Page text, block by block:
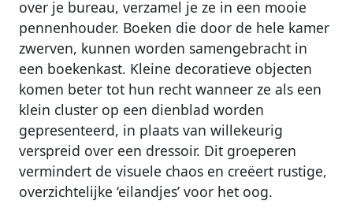
over je bureau, verzamel je ze in een mooie
pennenhouder. Boeken die door de hele kamer
zwerven, kunnen worden samengebracht in
een boekenkast. Kleine decoratieve objecten
komen beter tot hun recht wanneer ze als een
klein cluster op een dienblad worden
gepresenteerd, in plaats van willekeurig
verspreid over een dressoir. Dit groeperen
vermindert de visuele chaos en creëert rustige,
overzichtelijke ‘eilandjes’ voor het oog.